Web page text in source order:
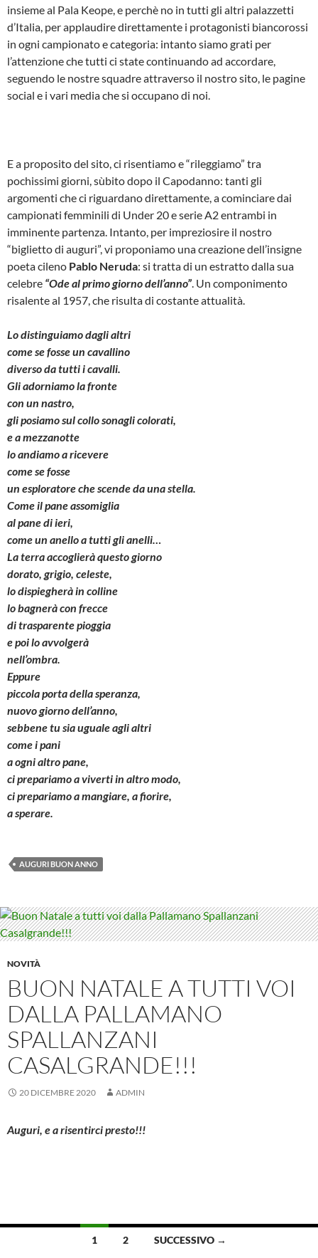
insieme al Pala Keope, e perchè no in tutti gli altri palazzetti
d’Italia, per applaudire direttamente i protagonisti biancorossi
in ogni campionato e categoria: intanto siamo grati per
l’attenzione che tutti ci state continuando ad accordare,
seguendo le nostre squadre attraverso il nostro sito, le pagine
social e i vari media che si occupano di noi.
E a proposito del sito, ci risentiamo e “rileggiamo” tra
pochissimi giorni, sùbito dopo il Capodanno: tanti gli
argomenti che ci riguardano direttamente, a cominciare dai
campionati femminili di Under 20 e serie A2 entrambi in
imminente partenza. Intanto, per impreziosire il nostro
“biglietto di auguri”, vi proponiamo una creazione dell’insigne
poeta cileno Pablo Neruda: si tratta di un estratto dalla sua
celebre “Ode al primo giorno dell’anno”. Un componimento
risalente al 1957, che risulta di costante attualità.
Lo distinguiamo dagli altri
come se fosse un cavallino
diverso da tutti i cavalli.
Gli adorniamo la fronte
con un nastro,
gli posiamo sul collo sonagli colorati,
e a mezzanotte
lo andiamo a ricevere
come se fosse
un esploratore che scende da una stella.
Come il pane assomiglia
al pane di ieri,
come un anello a tutti gli anelli…
La terra accoglierà questo giorno
dorato, grigio, celeste,
lo dispiegherà in colline
lo bagnerà con frecce
di trasparente pioggia
e poi lo avvolgerà
nell’ombra.
Eppure
piccola porta della speranza,
nuovo giorno dell’anno,
sebbene tu sia uguale agli altri
come i pani
a ogni altro pane,
ci prepariamo a viverti in altro modo,
ci prepariamo a mangiare, a fiorire,
a sperare.
AUGURI BUON ANNO
NOVITÀ
BUON NATALE A TUTTI VOI
DALLA PALLAMANO
SPALLANZANI
CASALGRANDE!!!
20 DICEMBRE 2020 ADMIN
Auguri, e a risentirci presto!!!
Navigazione
1 2 SUCCESSIVO →